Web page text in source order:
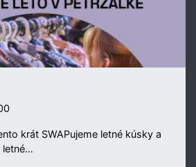
krát SWAPujeme letné kúsky a
letné…